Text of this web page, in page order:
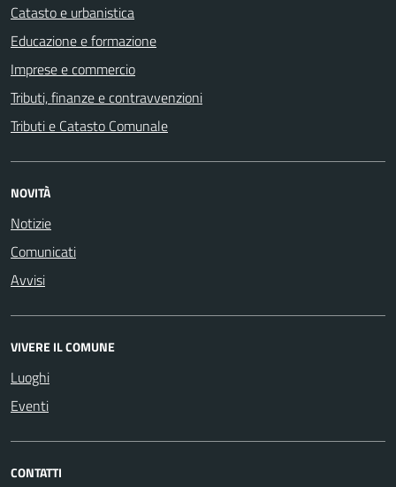
Catasto e urbanistica
Educazione e formazione
Imprese e commercio
Tributi, finanze e contravvenzioni
Tributi e Catasto Comunale
NOVITÀ
Notizie
Comunicati
Avvisi
VIVERE IL COMUNE
Luoghi
Eventi
CONTATTI